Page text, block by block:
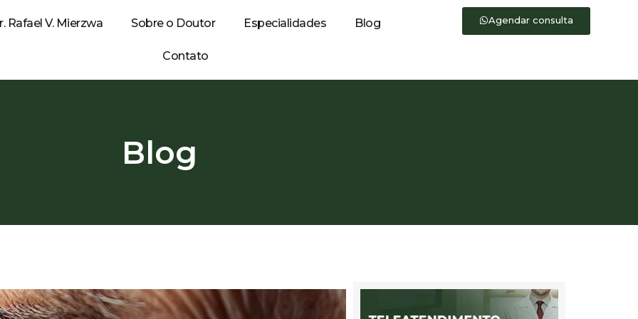
Rafael V. Mierzwa Sobre o Doutor Especialidades Blog
Contato
Agendar consulta
Blog